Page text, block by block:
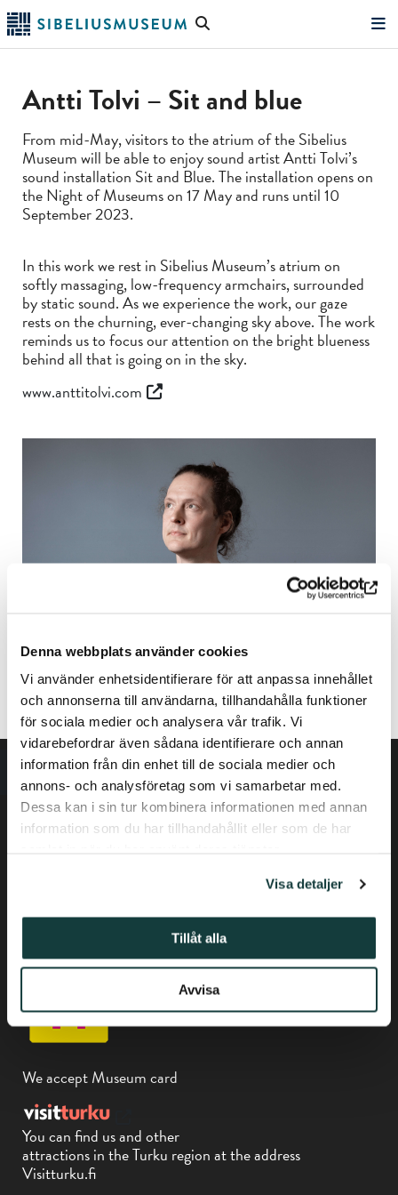
Denna webbplats använder cookies
Vi använder enhetsidentifierare för att anpassa innehållet
och annonserna till användarna, tillhandahålla funktioner
för sociala medier och analysera vår trafik. Vi
vidarebefordrar även sådana identifierare och annan
information från din enhet till de sociala medier och
annons- och analysföretag som vi samarbetar med.
Dessa kan i sin tur kombinera informationen med annan
information som du har tillhandahållit eller som de har
Visa detaljer
Tillåt alla
Avvisa
Skip
to
main
Search
Antti Tolvi – Sit and blue
From mid-May, visitors to the atrium of the Sibelius
Museum will be able to enjoy sound artist Antti Tolvi’s
sound installation Sit and Blue. The installation opens on
the Night of Museums on 17 May and runs until 10
September 2023.
In this work we rest in Sibelius Museum’s atrium on
softly massaging, low-frequency armchairs, surrounded
by static sound. As we experience the work, our gaze
rests on the churning, ever-changing sky above. The work
reminds us to focus our attention on the bright blueness
behind all that is going on in the sky.
www.anttitolvi.com
Antti Tolvi. Photo: Katri Naukkarinen
Phone +358-(0) 50 337 6906
Piispankatu 17, Turku
We accept Museum card
You can find us and other
attractions in the Turku region at the address
Visitturku.fi